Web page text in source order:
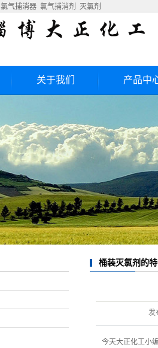
氯气捕消器 氯气捕消剂 灭氯剂
关于我们
联系我们
产品中
氯气捕
手提式氯气
手推式氯气
灭氯剂
灭氯剂
灭氯车
灭氯器
桶装灭氯剂的
发
今天大正化工小